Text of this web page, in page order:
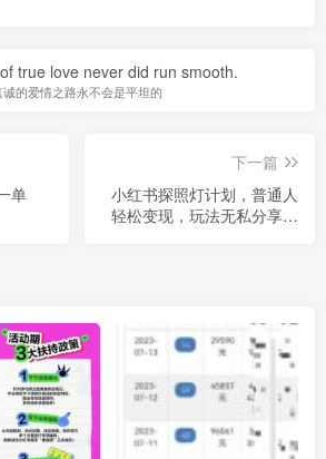
true love never did run smooth.
诚的爱情之路永不会是平坦的
单
下一篇
小红书探照灯计划，普通人
轻松变现，玩法无私分享给